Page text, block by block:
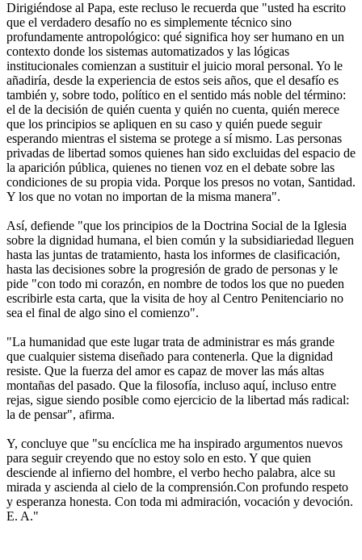
Dirigiéndose al Papa, este recluso le recuerda que "usted ha escrito
que el verdadero desafío no es simplemente técnico sino
profundamente antropológico: qué significa hoy ser humano en un
contexto donde los sistemas automatizados y las lógicas
institucionales comienzan a sustituir el juicio moral personal. Yo le
añadiría, desde la experiencia de estos seis años, que el desafío es
también y, sobre todo, político en el sentido más noble del término:
el de la decisión de quién cuenta y quién no cuenta, quién merece
que los principios se apliquen en su caso y quién puede seguir
esperando mientras el sistema se protege a sí mismo. Las personas
privadas de libertad somos quienes han sido excluidas del espacio de
la aparición pública, quienes no tienen voz en el debate sobre las
condiciones de su propia vida. Porque los presos no votan, Santidad.
Y los que no votan no importan de la misma manera".
Así, defiende "que los principios de la Doctrina Social de la Iglesia
sobre la dignidad humana, el bien común y la subsidiariedad lleguen
hasta las juntas de tratamiento, hasta los informes de clasificación,
hasta las decisiones sobre la progresión de grado de personas y le
pide "con todo mi corazón, en nombre de todos los que no pueden
escribirle esta carta, que la visita de hoy al Centro Penitenciario no
sea el final de algo sino el comienzo".
"La humanidad que este lugar trata de administrar es más grande
que cualquier sistema diseñado para contenerla. Que la dignidad
resiste. Que la fuerza del amor es capaz de mover las más altas
montañas del pasado. Que la filosofía, incluso aquí, incluso entre
rejas, sigue siendo posible como ejercicio de la libertad más radical:
la de pensar", afirma.
Y, concluye que "su encíclica me ha inspirado argumentos nuevos
para seguir creyendo que no estoy solo en esto. Y que quien
desciende al infierno del hombre, el verbo hecho palabra, alce su
mirada y ascienda al cielo de la comprensión.Con profundo respeto
y esperanza honesta. Con toda mi admiración, vocación y devoción.
E. A."